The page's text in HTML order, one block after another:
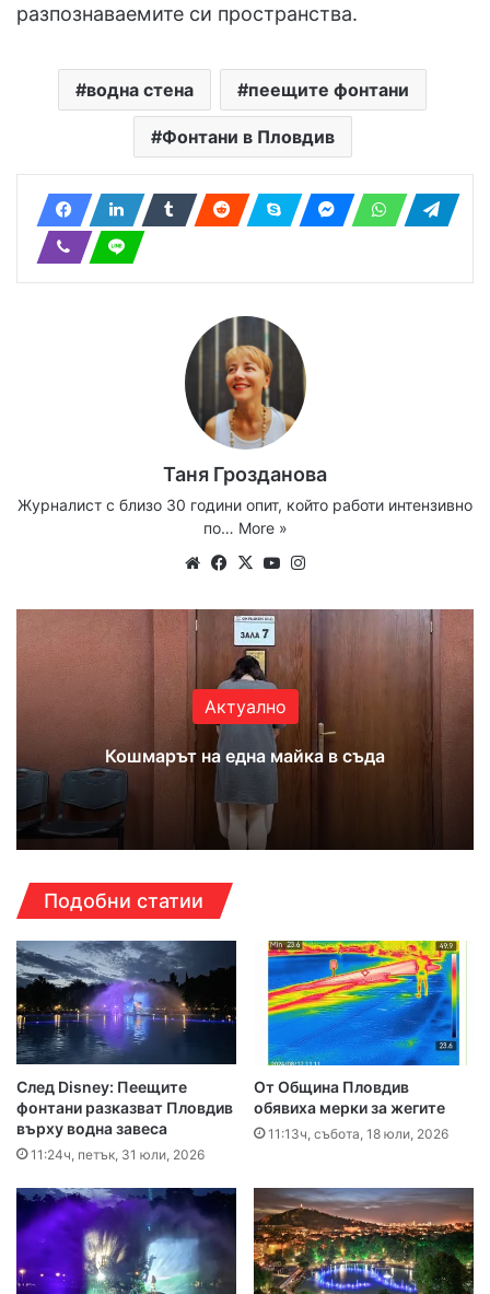
разпознаваемите си пространства.
водна стена пеещите фонтани
Фонтани в Пловдив
Таня Грозданова
Журналист с близо 30 години опит, който работи интензивно
по… More »
WebsiteFacebook
X YouTube
Актуално
Кошмарът на една майка в съда
Подобни статии
След Disney: Пеещите
фонтани разказват Пловдив
върху водна завеса
11:24ч, петък, 31 юли, 2026
От Община Пловдив
обявиха мерки за жегите
11:13ч, събота, 18 юли, 2026